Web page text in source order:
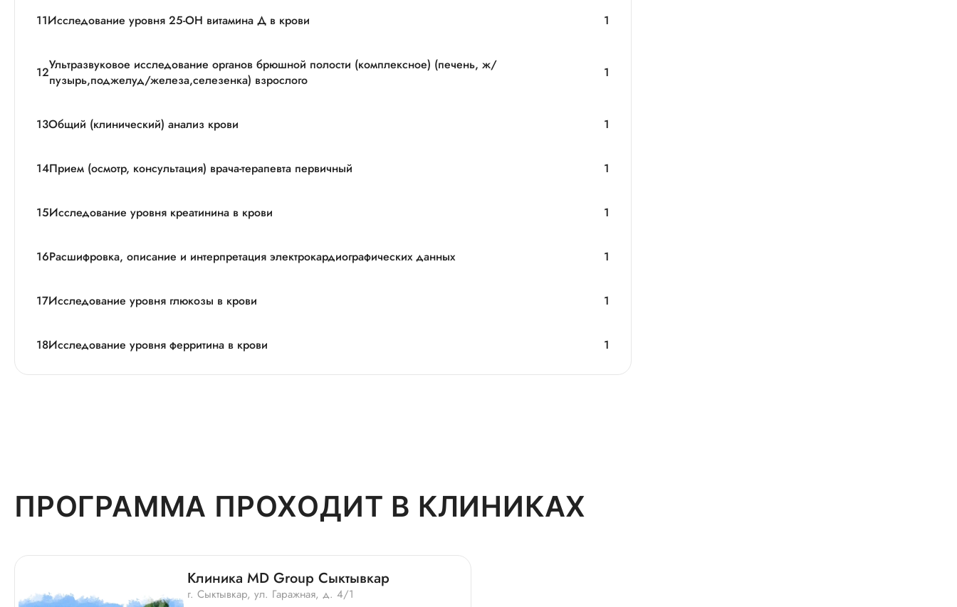
11Исследование уровня 25-OH витамина Д в крови 1
12Ультразвуковое исследование органов брюшной полости (комплексное) (печень, ж/
пузырь,поджелуд/железа,селезенка) взрослого
1
13Общий (клинический) анализ крови 1
14Прием (осмотр, консультация) врача-терапевта первичный 1
15Исследование уровня креатинина в крови 1
16Расшифровка, описание и интерпретация электрокардиографических данных 1
17Исследование уровня глюкозы в крови 1
18Исследование уровня ферритина в крови 1
ПРОГРАММА ПРОХОДИТ В КЛИНИКАХ
Клиника MD Group Сыктывкар
г. Сыктывкар, ул. Гаражная, д. 4/1